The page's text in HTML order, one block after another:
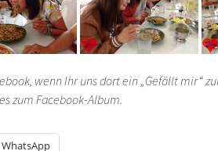
wenn Ihr uns dort ein „Gefällt mir“
zum Facebook-Album.
WhatsApp